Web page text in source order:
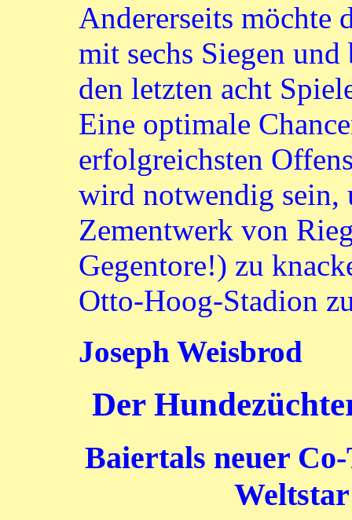
Andererseits möchte
mit sechs Siegen und
den letzten acht
Eine optimale
erfolgreichsten
wird notwendig sein,
Zementwerk von
Gegentore!) zu
Otto-Hoog-Stadion
Joseph Weisbrod
Der
Baiertals neuer